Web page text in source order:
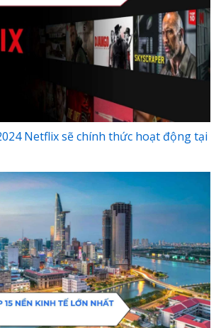
Netflix sẽ chính thức hoạt động tại